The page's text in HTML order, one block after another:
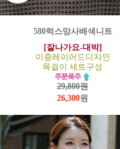
580럭스망사배색니트
[잘나가요-대박]
이중레이어드디자인
목걸이 세트구성
29,800원
26,300원